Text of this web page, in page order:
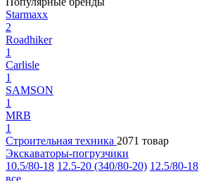
Starmaxx
2
Roadhiker
1
Carlisle
1
SAMSON
1
MRB
1
Строительная техника 2071 товар
Экскаваторы-погрузчики
10.5/80-18 12.5-20 (340/80-20) 12.5/80-18
все